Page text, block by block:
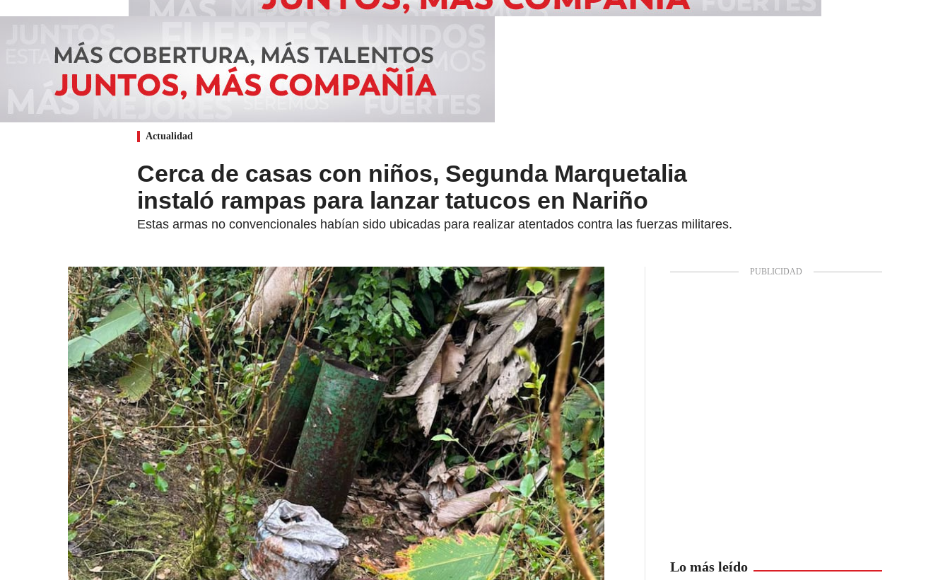
Actualidad
Cerca de casas con niños, Segunda Marquetalia
instaló rampas para lanzar tatucos en Nariño
Estas armas no convencionales habían sido ubicadas para realizar atentados contra las fuerzas militares.
Lo más leído